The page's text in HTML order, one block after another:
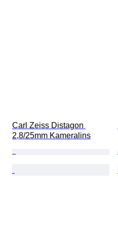
Carl Zeiss Distagon
2,8/25mm Kameralins